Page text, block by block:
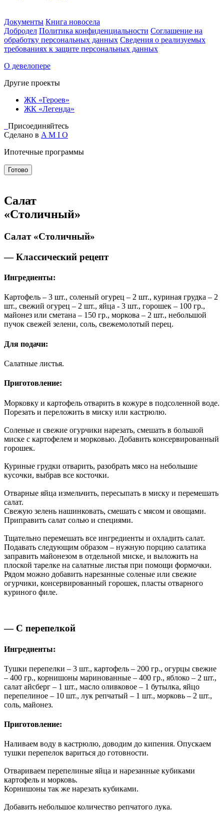
Документы Книга новосела
Добродел Политика конфиденциальности Соглашение на
обработку персональных данных Сведения о реализуемых
требованиях к защите персональных данных
О девелопере
Другие проекты
ЖК «Героев»
ЖК «Легенда»
Присоединяйтесь
Сделано в A M I O
Ипотечные программы
Готово
Салат
«Столичный»
Салат «Столичный»
— Классический рецепт
Ингредиенты:
Картофель – 3 шт., соленый огурец – 2 шт., куриная грудка – 2
шт., свежий огурец – 2 шт., яйца - 3 шт., горошек – 100 гр.,
майонез или сметана – 150 гр., моркова – 2 шт., небольшой
пучок свежей зелени, соль, свежемолотый перец.
Для подачи:
Салатные листья.
Приготовление:
Морковку и картофель отварить в кожуре в подсоленной воде.
Порезать и переложить в миску или кастрюлю.
Соленые и свежие огурчики нарезать, смешать в большой
миске с картофелем и морковью. Добавить консервированный
горошек.
Куриные грудки отварить, разобрать мясо на небольшие
кусочки, выбрав все косточки.
Отварные яйца измельчить, пересыпать в миску и перемешать
салат.
Свежую зелень нашинковать, смешать с мясом и овощами.
Приправить салат солью и специями.
Тщательно перемешать все ингредиенты и охладить салат.
Подавать следующим образом – нужную порцию салатика
заправить майонезом в отдельной миске, и выложить на
плоской тарелке на салатные листья при помощи формочки.
Рядом можно добавить нарезанные соленые или свежие
огурчики, консервированный горошек, пласты отварного
куриного филе.
— С перепелкой
Ингредиенты:
Тушки перепелки – 3 шт., картофель – 200 гр., огурцы свежие
– 400 гр., корнишоны маринованные – 400 гр., яблоко – 2 шт.,
салат айсберг – 1 шт., масло оливковое – 1 бутылка, яйцо
перепелиное – 10 шт., лук репчатый – 1 шт., морковь – 2 шт.,
соль, майонез.
Приготовление:
Наливаем воду в кастрюлю, доводим до кипения. Опускаем
тушки перепелок вариться до готовности.
Отвариваем перепелиные яйца и нарезанные кубиками
картофель и морковь.
Корнишоны так же нарезать кубиками.
Добавить небольшое количество репчатого лука.